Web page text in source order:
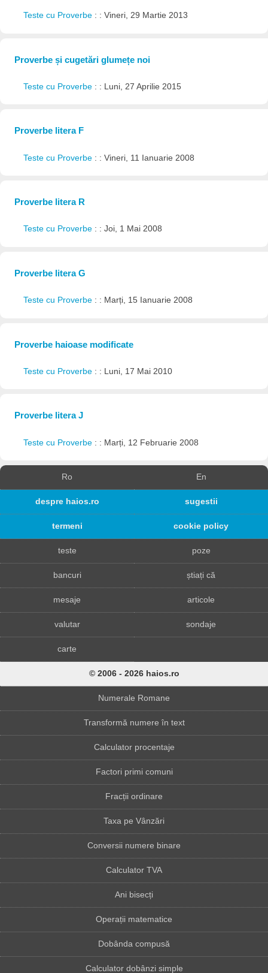
Teste cu Proverbe : : Vineri, 29 Martie 2013
Proverbe și cugetări glumețe noi
Teste cu Proverbe : : Luni, 27 Aprilie 2015
Proverbe litera F
Teste cu Proverbe : : Vineri, 11 Ianuarie 2008
Proverbe litera R
Teste cu Proverbe : : Joi, 1 Mai 2008
Proverbe litera G
Teste cu Proverbe : : Marți, 15 Ianuarie 2008
Proverbe haioase modificate
Teste cu Proverbe : : Luni, 17 Mai 2010
Proverbe litera J
Teste cu Proverbe : : Marți, 12 Februarie 2008
Ro En
despre haios.ro sugestii
termeni cookie policy
teste poze
bancuri știați că
mesaje articole
valutar sondaje
carte
© 2006 - 2026 haios.ro
Numerale Romane
Transformă numere în text
Calculator procentaje
Factori primi comuni
Fracții ordinare
Taxa pe Vânzări
Conversii numere binare
Calculator TVA
Ani bisecți
Operații matematice
Dobânda compusă
Calculator dobânzi simple